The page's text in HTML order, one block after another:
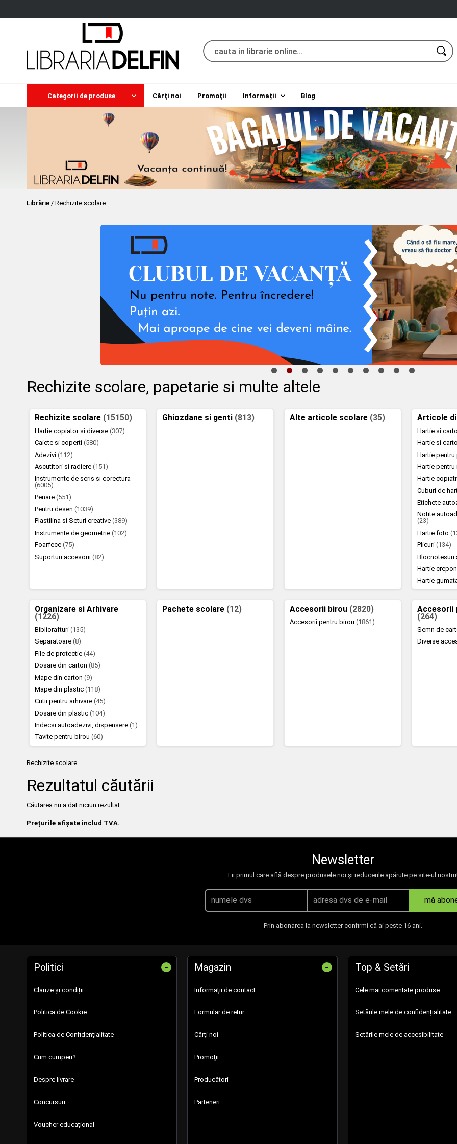
Categorii de produse Cărţi noi Promoţii Informații Blog
Librărie / Rechizite scolare
Rechizite scolare, papetarie si multe altele
Rechizite scolare (15150)
Hartie copiator si diverse(307)
Caiete si coperti(580)
Adezivi(112)
Ascutitori si radiere(151)
Instrumente de scris si corectura
(6005)
Penare(551)
Pentru desen(1039)
Plastilina si Seturi creative(389)
Instrumente de geometrie(102)
Foarfece(75)
Suporturi accesorii(82)
Ghiozdane si genti (813) Alte articole scolare (35) Articole
Hartie si
Hartie si
Hartie
Hartie
Hartie
Cuburi de
Etichete
Notite
(23)
Hartie foto
Plicuri(134)
Blocnotesuri
Hartie
Hartie
Organizare si Arhivare
(1226)
Bibliorafturi(135)
Separatoare(8)
File de protectie(44)
Dosare din carton(85)
Mape din carton(9)
Mape din plastic(118)
Cutii pentru arhivare(45)
Dosare din plastic(104)
Indecsi autoadezivi, dispensere(1)
Tavite pentru birou(60)
Pachete scolare (12) Accesorii birou (2820)
Accesorii pentru birou(1861)
Accesorii
(264)
Semn de
Diverse
Rechizite scolare
Rezultatul căutării
Căutarea nu a dat niciun rezultat.
Prețurile afișate includ TVA.
Newsletter
Fii primul care află despre produsele noi și reducerile apărute pe site-ul nostru!
mă
Prin abonarea la newsletter confirmi că ai peste 16 ani.
Politici -
Clauze și condiții
Politica de Cookie
Politica de Confidențialitate
Cum cumperi?
Despre livrare
Concursuri
Voucher educațional
Magazin -
Informații de contact
Formular de retur
Cărţi noi
Promoţii
Producători
Parteneri
Top & Setări
Cele mai comentate produse
Setările mele de confidențialitate
Setările mele de accesibilitate